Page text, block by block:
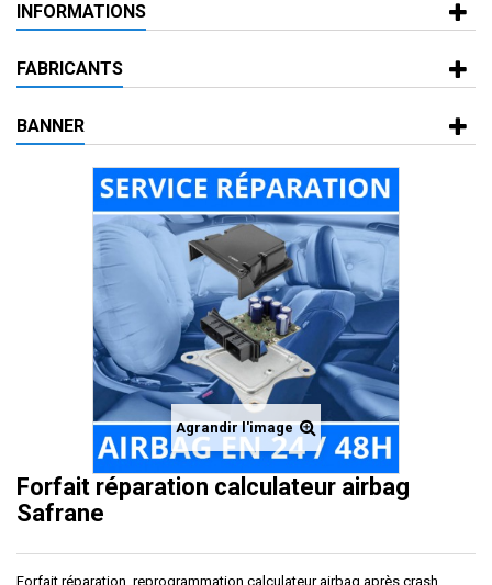
INFORMATIONS
FABRICANTS
BANNER
Agrandir l'image
Forfait réparation calculateur airbag
Safrane
Forfait réparation, reprogrammation calculateur airbag après crash,